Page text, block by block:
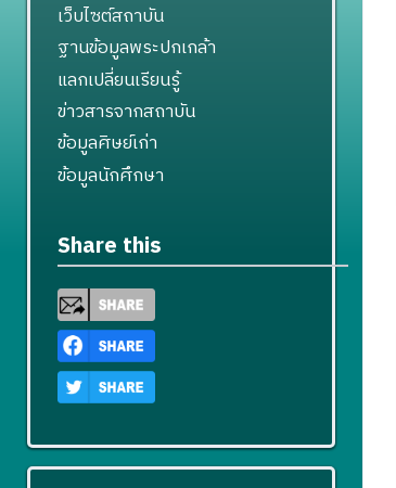
เว็บไซต์สถาบัน
ฐานข้อมูลพระปกเกล้า
แลกเปลี่ยนเรียนรู้
ข่าวสารจากสถาบัน
ข้อมูลศิษย์เก่า
ข้อมูลนักศึกษา
Share this